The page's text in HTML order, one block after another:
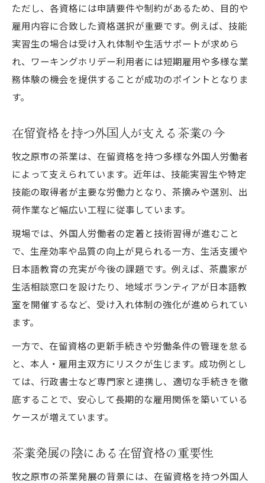
ただし、各資格には申請要件や制約があるため、目的や
雇用内容に合致した資格選択が重要です。例えば、技能
実習生の場合は受け入れ体制や生活サポートが求めら
れ、ワーキングホリデー利用者には短期雇用や多様な業
務体験の機会を提供することが成功のポイントとなりま
す。
在留資格を持つ外国人が支える茶業の今
牧之原市の茶業は、在留資格を持つ多様な外国人労働者
によって支えられています。近年は、技能実習生や特定
技能の取得者が主要な労働力となり、茶摘みや選別、出
荷作業など幅広い工程に従事しています。
現場では、外国人労働者の定着と技術習得が進むこと
で、生産効率や品質の向上が見られる一方、生活支援や
日本語教育の充実が今後の課題です。例えば、茶農家が
生活相談窓口を設けたり、地域ボランティアが日本語教
室を開催するなど、受け入れ体制の強化が進められてい
ます。
一方で、在留資格の更新手続きや労働条件の管理を怠る
と、本人・雇用主双方にリスクが生じます。成功例とし
ては、行政書士など専門家と連携し、適切な手続きを徹
底することで、安心して長期的な雇用関係を築いている
ケースが増えています。
茶業発展の陰にある在留資格の重要性
牧之原市の茶業発展の背景には、在留資格を持つ外国人